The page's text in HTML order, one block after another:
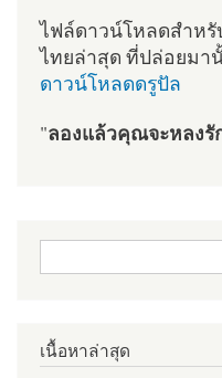
ไฟล์ดาวน์โหลดสำหรั
ไทยล่าสุด ที่ปล่อยมา
ดาวน์โหลดดรูปัล
"ลองแล้วคุณจะหลงรั
ฟอร์มค้นหา
เนื้อหาล่าสุด